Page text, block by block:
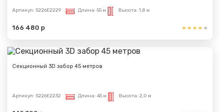
Артикул: S226E2229 Длина: 55 м Высота: 1,8 м
166 480 р
Секционный 3D забор 45 метров
Артикул: S226E2232 Длина: 45 м Высота: 2,0 м